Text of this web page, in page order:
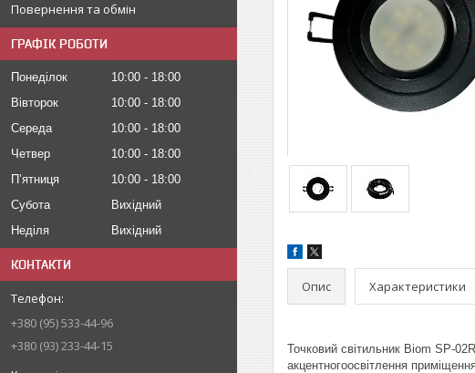
Повернення та обмін
ГРАФІК РОБОТИ
Понеділок 10:00
18:00
Вівторок
10:00
18:00
Середа
10:00
18:00
Четвер
10:00
18:00
Пʼятниця
10:00
18:00
Субота
Вихідний
Неділя
Вихідний
КОНТАКТИ
+380 (95) 533-44-96
+380 (93) 233-44-15
Опис Характеристики
Точковий світильник Biom SP-
акцентногоосвітлення